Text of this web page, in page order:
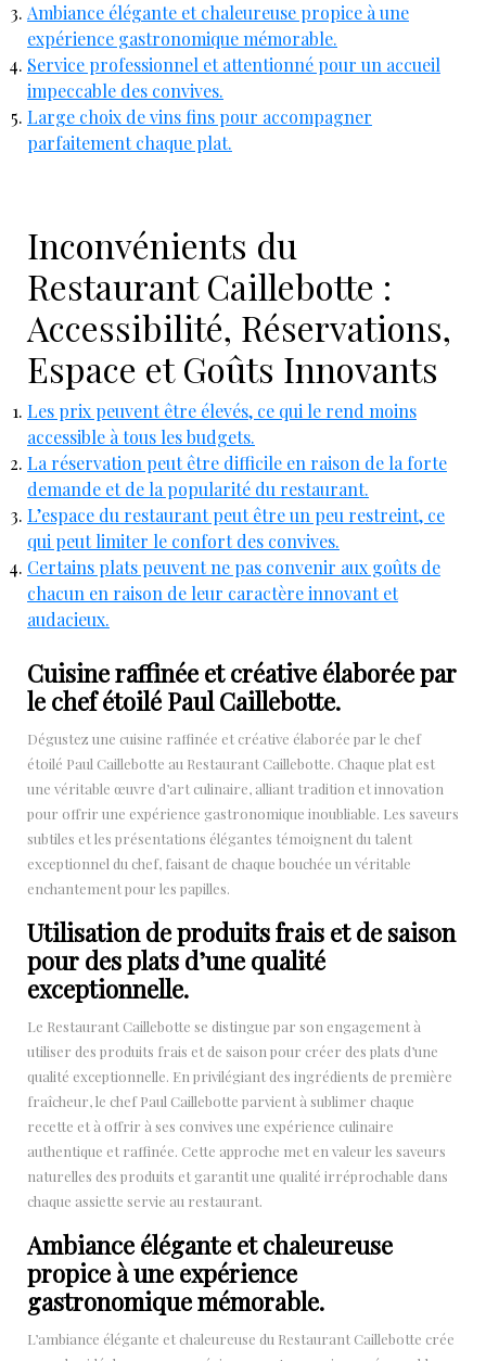
Ambiance élégante et chaleureuse propice à une
expérience gastronomique mémorable.
Service professionnel et attentionné pour un accueil
impeccable des convives.
Large choix de vins fins pour accompagner
parfaitement chaque plat.
Inconvénients du
Restaurant Caillebotte :
Accessibilité, Réservations,
Espace et Goûts Innovants
Les prix peuvent être élevés, ce qui le rend moins
accessible à tous les budgets.
La réservation peut être difficile en raison de la forte
demande et de la popularité du restaurant.
L’espace du restaurant peut être un peu restreint, ce
qui peut limiter le confort des convives.
Certains plats peuvent ne pas convenir aux goûts de
chacun en raison de leur caractère innovant et
audacieux.
Cuisine raffinée et créative élaborée par
le chef étoilé Paul Caillebotte.
Dégustez une cuisine raffinée et créative élaborée par le chef
étoilé Paul Caillebotte au Restaurant Caillebotte. Chaque plat est
une véritable œuvre d’art culinaire, alliant tradition et innovation
pour offrir une expérience gastronomique inoubliable. Les saveurs
subtiles et les présentations élégantes témoignent du talent
exceptionnel du chef, faisant de chaque bouchée un véritable
enchantement pour les papilles.
Utilisation de produits frais et de saison
pour des plats d’une qualité
exceptionnelle.
Le Restaurant Caillebotte se distingue par son engagement à
utiliser des produits frais et de saison pour créer des plats d’une
qualité exceptionnelle. En privilégiant des ingrédients de première
fraîcheur, le chef Paul Caillebotte parvient à sublimer chaque
recette et à offrir à ses convives une expérience culinaire
authentique et raffinée. Cette approche met en valeur les saveurs
naturelles des produits et garantit une qualité irréprochable dans
chaque assiette servie au restaurant.
Ambiance élégante et chaleureuse
propice à une expérience
gastronomique mémorable.
L’ambiance élégante et chaleureuse du Restaurant Caillebotte crée